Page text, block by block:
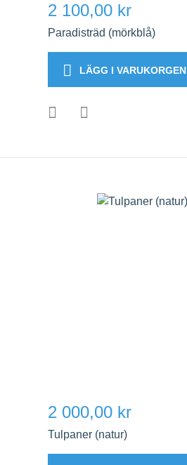
2 100,00 kr
Paradisträd (mörkblå)
LÄGG I VARUKORGEN
2 000,00 kr
Tulpaner (natur)